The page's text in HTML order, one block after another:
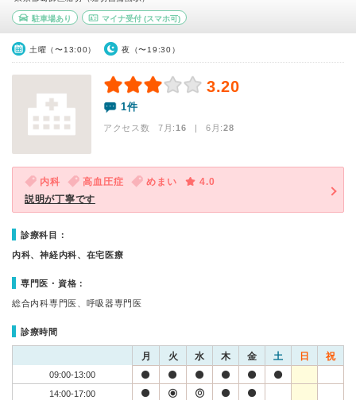
駐車場あり マイナ受付(スマホ可)
土曜（〜13:00） 夜（〜19:30）
3.20
1件
アクセス数 7月:16 | 6月:28
内科 高血圧症 めまい
4.0
説明が丁寧です
診療科目：
内科、神経内科、在宅医療
専門医・資格：
総合内科専門医、呼吸器専門医
診療時間
月 火 水 木 金 土 日 祝
09:00-13:00
14:00-17:00